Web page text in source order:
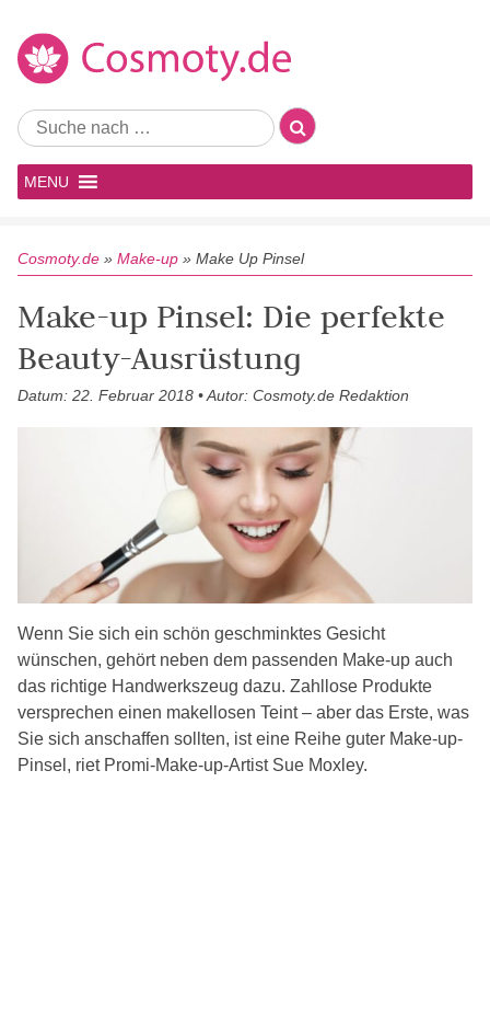
MENU
Cosmoty.de » Make-up » Make Up Pinsel
Make-up Pinsel: Die perfekte
Beauty-Ausrüstung
Datum: 22. Februar 2018 • Autor: Cosmoty.de Redaktion
Wenn Sie sich ein schön geschminktes Gesicht
wünschen, gehört neben dem passenden Make-up auch
das richtige Handwerkszeug dazu. Zahllose Produkte
versprechen einen makellosen Teint – aber das Erste, was
Sie sich anschaffen sollten, ist eine Reihe guter Make-up-
Pinsel, riet Promi-Make-up-Artist Sue Moxley.